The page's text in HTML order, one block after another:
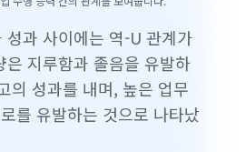
성과 사이에는 역-U 관계가
지루함과 졸음을 유발하
의 성과를 내며, 높은 업무
를 유발하는 것으로 나타났